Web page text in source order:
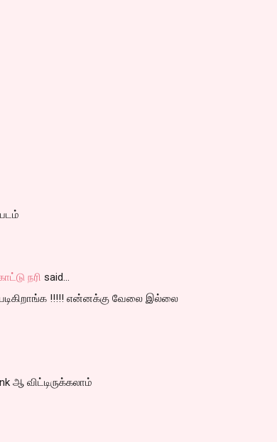
நரி said…
!!!!! என்னக்கு வேலை இல்லை
ஆ விட்டிருக்கலாம்